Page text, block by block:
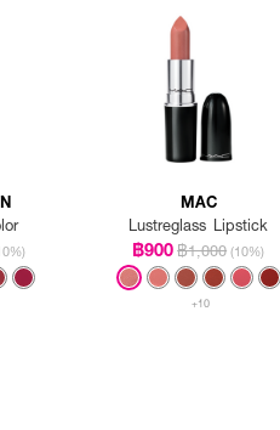
MAC
Lustreglass Lipstick
฿900฿1,000 (10%)
+10